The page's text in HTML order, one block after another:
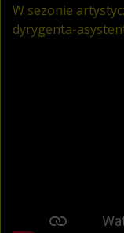
W sezonie
dyrygenta-